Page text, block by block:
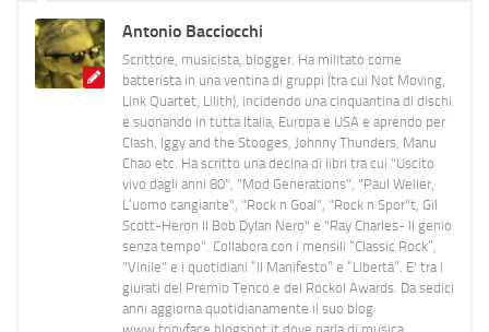
Antonio Bacciocchi
Scrittore, musicista, blogger. Ha militato come
batterista in una ventina di gruppi (tra cui Not Moving,
Link Quartet, Lilith), incidendo una cinquantina di dischi
e suonando in tutta Italia, Europa e USA e aprendo per
Clash, Iggy and the Stooges, Johnny Thunders, Manu
Chao etc. Ha scritto una decina di libri tra cui "Uscito
vivo dagli anni 80", "Mod Generations", "Paul Weller,
L’uomo cangiante", "Rock n Goal", "Rock n Spor"t, Gil
Scott-Heron Il Bob Dylan Nero" e "Ray Charles- Il genio
senza tempo". Collabora con i mensili “Classic Rock”,
"Vinile" e i quotidiani “Il Manifesto” e “Libertà”. E' tra i
giurati del Premio Tenco e del Rockol Awards. Da sedici
anni aggiorna quotidianamente il suo blog